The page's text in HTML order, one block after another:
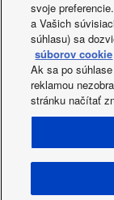
svoje
a Vašich
súhlasu) sa
súborov cookie
Ak sa po
reklamou
stránku načítať